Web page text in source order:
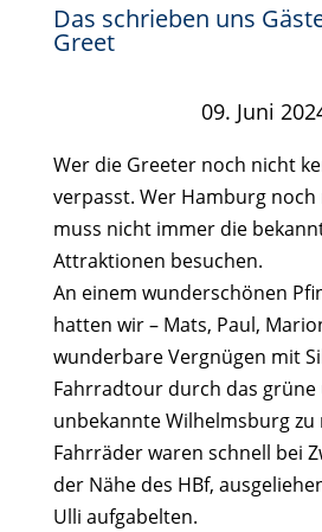
Das schrieben uns
Greet
09. Juni
Wer die Greeter noch nicht
verpasst. Wer Hamburg
muss nicht immer die
Attraktionen besuchen.
An einem wunderschönen
hatten wir – Mats, Paul,
wunderbare Vergnügen mit
Fahrradtour durch das grüne
unbekannte Wilhelmsburg zu
Fahrräder waren schnell bei
der Nähe des HBf,
Ulli aufgabelten.